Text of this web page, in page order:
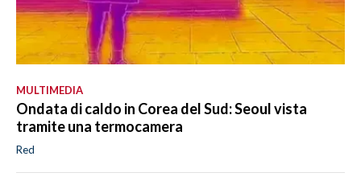
MULTIMEDIA
Ondata di caldo in Corea del Sud: Seoul vista
tramite una termocamera
Red